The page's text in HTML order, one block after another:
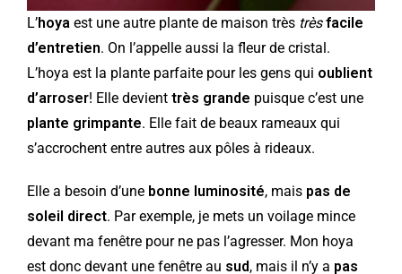
L’hoyaest une autre plante de maison très très facile
d’entretien. On l’appelle aussi la fleur de cristal.
L’hoya est la plante parfaite pour les gens qui oublient
d’arroser! Elle devient très grande puisque c’est une
plante grimpante. Elle fait de beaux rameaux qui
s’accrochent entre autres aux pôles à rideaux.
Elle a besoin d’une bonne luminosité, mais pas de
soleil direct. Par exemple, je mets un voilage mince
devant ma fenêtre pour ne pas l’agresser. Mon hoya
est donc devant une fenêtre au sud, mais il n’y a pas